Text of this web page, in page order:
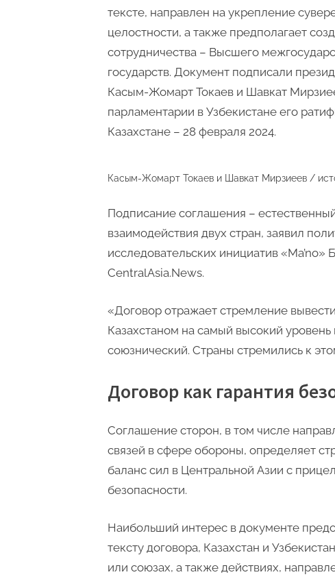
тексте, направлен на укрепление
целостности, а также предполагает
сотрудничества – Высшего
государств. Документ подписали
Касым-Жомарт Токаев и Шавкат
парламентарии в Узбекистане его
Казахстане – 28 февраля 2024.
Касым-Жомарт Токаев и Шавкат Мирзиеев /
Подписание соглашения –
взаимодействия двух стран, заявил
исследовательских инициатив
CentralAsia.News.
«Договор отражает стремление
Казахстаном на самый высокий
союзнический. Страны стремились к
Договор как гарантия
Соглашение сторон, в том числе
связей в сфере обороны, определяет
баланс сил в Центральной Азии с
безопасности.
Наибольший интерес в документе
тексту договора, Казахстан и
или союзах, а также действиях,